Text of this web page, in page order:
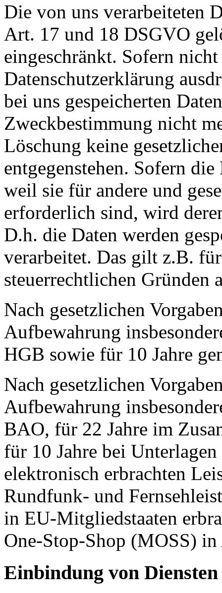
Die von uns verarbeiteten
Art. 17 und 18 DSGVO
eingeschränkt. Sofern
Datenschutzerklärung
bei uns gespeicherten
Zweckbestimmung nicht
Löschung keine
entgegenstehen. Sofern
weil sie für andere und
erforderlich sind, wird
D.h. die Daten werden
verarbeitet. Das gilt z.B.
steuerrechtlichen Gründen
Nach gesetzlichen
Aufbewahrung
HGB sowie für 10 Jahre
Nach gesetzlichen
Aufbewahrung
BAO, für 22 Jahre im
für 10 Jahre bei
elektronisch erbrachten
Rundfunk- und
in EU-Mitgliedstaaten
One-Stop-Shop (MOSS)
Einbindung von